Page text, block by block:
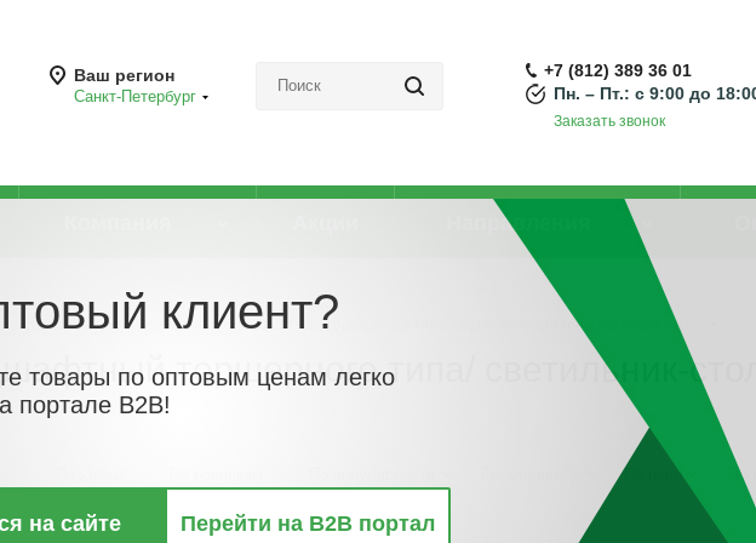
Ваш регион
Санкт-Петербург
+7 (812) 389 36 01
Пн. – Пт.: с 9:00 до
Заказать звонок
Направления
ландшафтные - Светильник ландшафтный торшерного типа/ светильник-столбик/ световая тумба
торшерного типа/ светильник-
По цене По
клиент?
товары по оптовым ценам легко
портале B2B!
на сайте Перейти на B2B портал